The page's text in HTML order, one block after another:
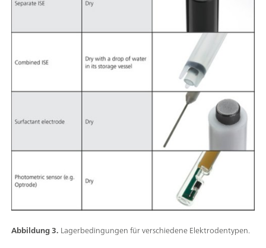
Abbildung 3. Lagerbedingungen für verschiedene Elektrodentypen.